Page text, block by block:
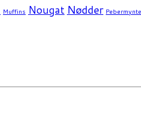
Muffins Nougat Nødder Pebermynte